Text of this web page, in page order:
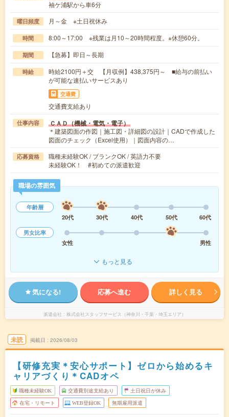
袖ケ浦駅から車6分
曜日頻度 月～金 ※土日祝休み
時間 8:00～17:00 ※残業は月10～20時間程度。※休憩60分。
期間 【急募】即日～長期
時給
時給2100円＋交 【月収例】438,375円～ ■給与の前払い
が可能な速払いサービスあり
交通費
交通費支給あり
仕事内容 ＣＡＤ（機械・電気・電子）
＊建築図面の作図｜施工図・詳細図の設計｜CADで作成した
図面のチェック（Excel使用）｜図面内容の…
応募資格
職種未経験OK / ブランクOK / 英語力不要
未経験OK！ #初めての派遣歓迎
職場の雰囲気
年齢層
20代
30代 40代 50代
60代
男女比率
女性
男性
もっと見る
気になる! 応募へ進む 詳しく見る
派遣会社 株式会社スタッフサービス（神奈川・千葉・埼玉エリア）
未読 掲載日 2026/08/03
【研修充実＊安心サポート】ゼロから始めるキ
ャリアづくり＊CADオペ
職種未経験OK 交通費別途支給あり 土日祝日が休み
在宅・リモート WEB登録OK 無期雇用派遣